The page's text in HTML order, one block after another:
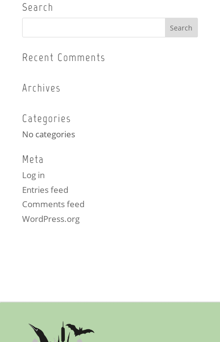
Search
Recent Comments
Archives
Categories
No categories
Meta
Log in
Entries feed
Comments feed
WordPress.org